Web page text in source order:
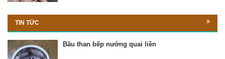
TIN TỨC
Bầu than bếp nướng quai liền